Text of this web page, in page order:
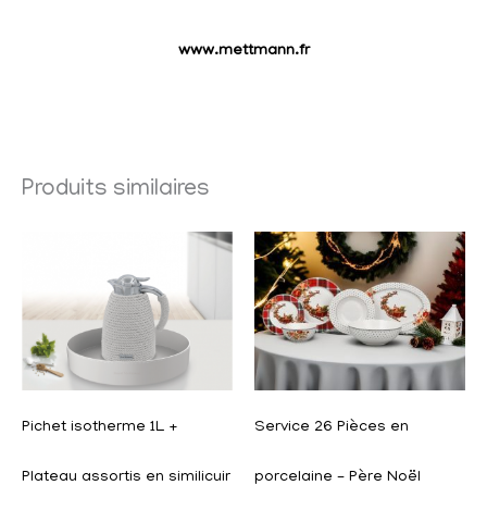
www.mettmann.fr
Produits similaires
Pichet isotherme 1L +
Plateau assortis en similicuir
Service 26 Pièces en
porcelaine – Père Noël